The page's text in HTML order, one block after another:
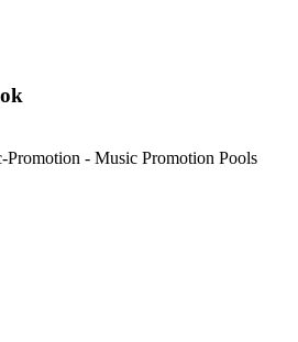
- Music Promotion Pools